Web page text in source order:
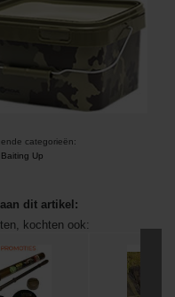
categorieën:
Baiting Up
dit artikel:
kochten ook: